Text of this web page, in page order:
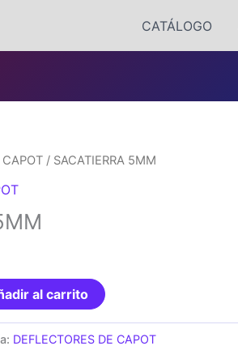
CATÁLOGO
CAPOT / SACATIERRA 5MM
al carrito
DEFLECTORES DE CAPOT